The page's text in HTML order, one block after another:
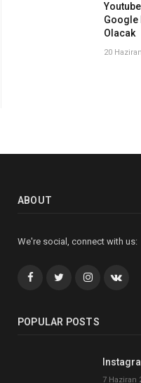
Google
Olacak
20
ABOUT
We're social, connect with us:
FacebookTwitterİnstagram+
VK
POPULAR POSTS
7 Haziran